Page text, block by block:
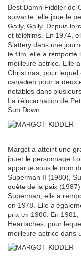
Best Damn Fiddler de
suivante, elle joue le
Gaily, Gaily. Depuis
et téléfilms. En 1974,
Slattery dans une
le film, elle a remporté
meilleure actrice. Elle
Christmas, pour lequel
canadien pour la
notables dans
La réincarnation de
Sun Down.
Margot a atteint une
jouer le personnage
apparue sous le nom
Superman II (1980),
quête de la paix
Superman, elle a
en 1978. Elle a
prix en 1980. En
Heartaches, pour
meilleure actrice dans